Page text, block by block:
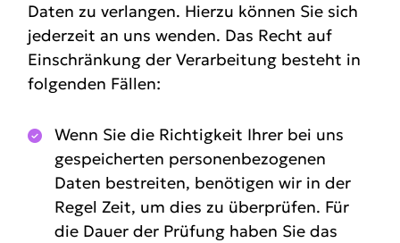
Daten zu verlangen. Hierzu können Sie sich
jederzeit an uns wenden. Das Recht auf
Einschränkung der Verarbeitung besteht in
folgenden Fällen:
Wenn Sie die Richtigkeit Ihrer bei uns
gespeicherten personenbezogenen
Daten bestreiten, benötigen wir in der
Regel Zeit, um dies zu überprüfen. Für
die Dauer der Prüfung haben Sie das